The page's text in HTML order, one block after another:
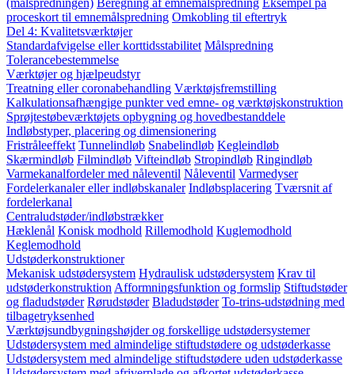
(målspredningen) Beregning af emnemålspredning Eksempel på
proceskort til emnemålspredning Omkobling til eftertryk
Del 4: Kvalitetsværktøjer
Standardafvigelse eller korttidsstabilitet Målspredning
Tolerancebestemmelse
Værktøjer og hjælpeudstyr
Treatning eller coronabehandling Værktøjsfremstilling
Kalkulationsafhængige punkter ved emne- og værktøjskonstruktion
Sprøjtestøbeværktøjets opbygning og hovedbestanddele
Indløbstyper, placering og dimensionering
Fristråleeffekt Tunnelindløb Snabelindløb Kegleindløb
Skærmindløb Filmindløb Vifteindløb Stropindløb Ringindløb
Varmekanalfordeler med nåleventil Nåleventil Varmedyser
Fordelerkanaler eller indløbskanaler Indløbsplacering Tværsnit af
fordelerkanal
Centraludstøder/indløbstrækker
Hæklenål Konisk modhold Rillemodhold Kuglemodhold
Keglemodhold
Udstøderkonstruktioner
Mekanisk udstødersystem Hydraulisk udstødersystem Krav til
udstøderkonstruktion Afformningsfunktion og formslip Stiftudstøder
og fladudstøder Rørudstøder Bladudstøder To-trins-udstødning med
tilbagetryksenhed
Værktøjsundbygningshøjder og forskellige udstødersystemer
Udstødersystem med almindelige stiftudstødere og udstøderkasse
Udstødersystem med almindelige stiftudstødere uden udstøderkasse